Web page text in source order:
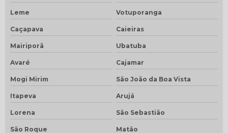
Leme Votuporanga
Caçapava Caieiras
Mairiporã Ubatuba
Avaré Cajamar
Mogi Mirim São João da Boa Vista
Itapeva Arujá
Lorena São Sebastião
São Roque Matão